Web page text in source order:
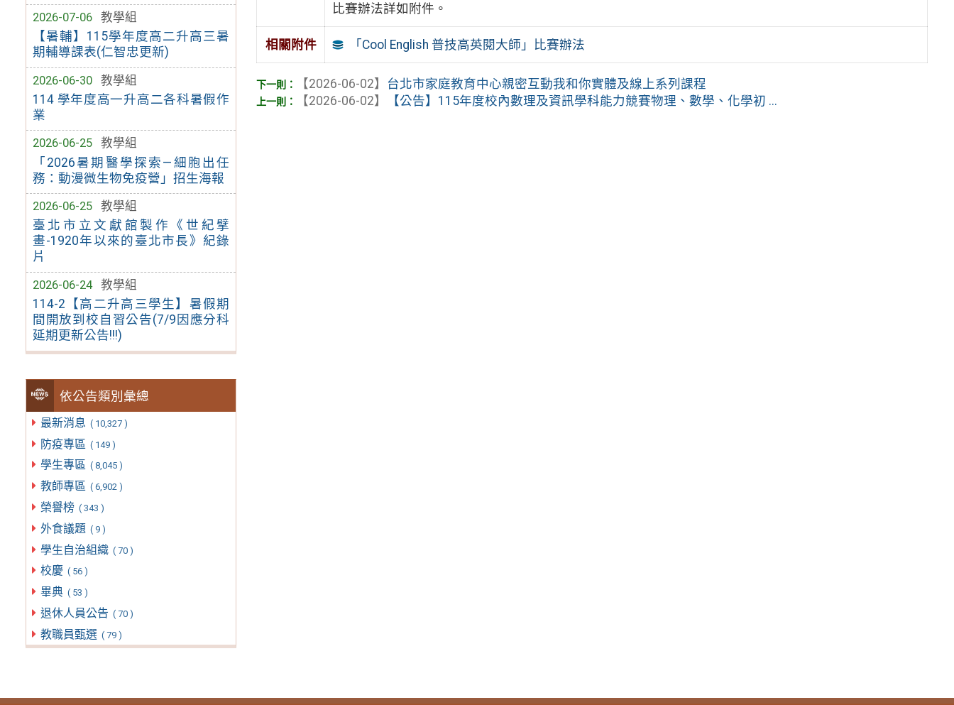
2026-07-06
教學組
【暑輔】115學年度高二升高三暑
期輔導課表(仁智忠更新)
2026-06-30
教學組
114 學年度高一升高二各科暑假作
業
2026-06-25
教學組
「2026暑期醫學探索—細胞出任
務：動漫微生物免疫營」招生海報
2026-06-25
教學組
臺北市立文獻館製作《世紀擘
畫-1920年以來的臺北市長》紀錄
片
2026-06-24
教學組
114-2【高二升高三學生】暑假期
間開放到校自習公告(7/9因應分科
延期更新公告!!!)
依公告類別彙總
最新消息 ( 10,327 )
防疫專區 ( 149 )
學生專區 ( 8,045 )
教師專區 ( 6,902 )
榮譽榜 ( 343 )
外食議題 ( 9 )
學生自治組織 ( 70 )
校慶 ( 56 )
畢典 ( 53 )
退休人員公告 ( 70 )
教職員甄選 ( 79 )
比賽辦法詳如附件。
相關附件 「Cool English 普技高英閱大師」比賽辦法
【2026-06-02】 台北市家庭教育中心親密互動我和你實體及線上系列課程
【2026-06-02】
【公告】115年度校內數理及資訊學科能力競賽物理、數學、化學初 ...